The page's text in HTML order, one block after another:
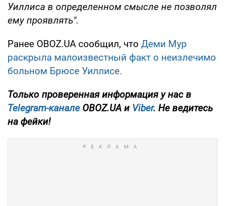
Уиллиса в определенном смысле не позволял
ему проявлять".
Ранее OBOZ.UA сообщил, что Деми Мур
раскрыла малоизвестный факт о неизлечимо
больном Брюсе Уиллисе.
Только проверенная информация у нас в
Telegram-канале OBOZ.UA и Viber. Не ведитесь
на фейки!